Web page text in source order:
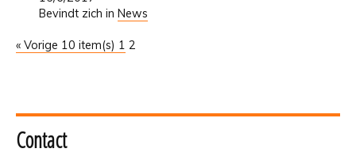
Bevindt zich in News
« Vorige 10 item(s) 1 2
Contact